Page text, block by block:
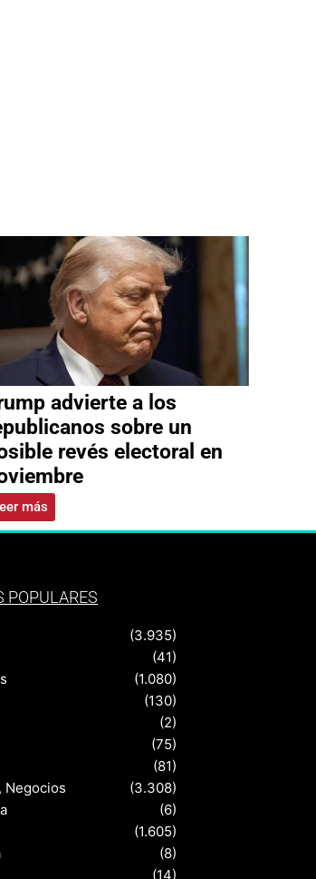
advierte a los
sobre un
revés electoral en
más
POPULARES
(3.935)
(41)
(1.080)
(130)
(2)
(75)
(81)
Negocios
(3.308)
(6)
(1.605)
(8)
(14)